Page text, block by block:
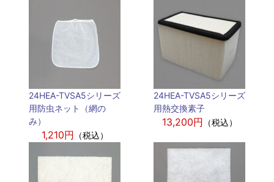
24HEA-TVSA5シリーズ
用防虫ネット（網の
み）
1,210円 （税込）
24HEA-TVSA5シリーズ
用熱交換素子
13,200円 （税込）